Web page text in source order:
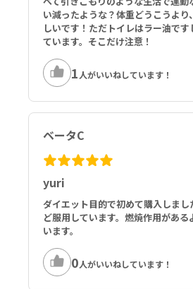
い減ったような？体重どうこうよ
しいです！ただトイレはラー油で
ています。そこだけ注意！
1 人がいいねしています！
ベータC
yuri
ダイエット目的で初めて購入しま
ど服用しています。燃焼作用があ
います。
0人がいいねしています！